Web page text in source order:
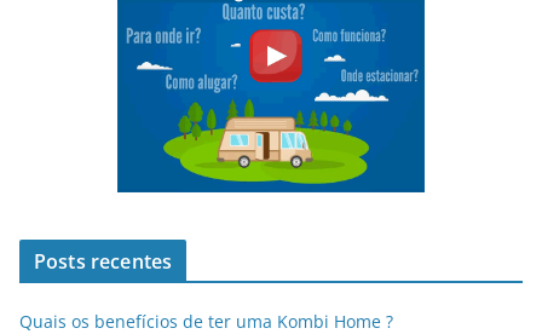
Posts recentes
Quais os benefícios de ter uma Kombi Home ?